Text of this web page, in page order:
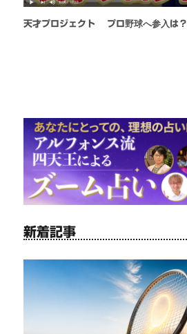
天才プロジェクト プロ野球へ参入は？
新着記事